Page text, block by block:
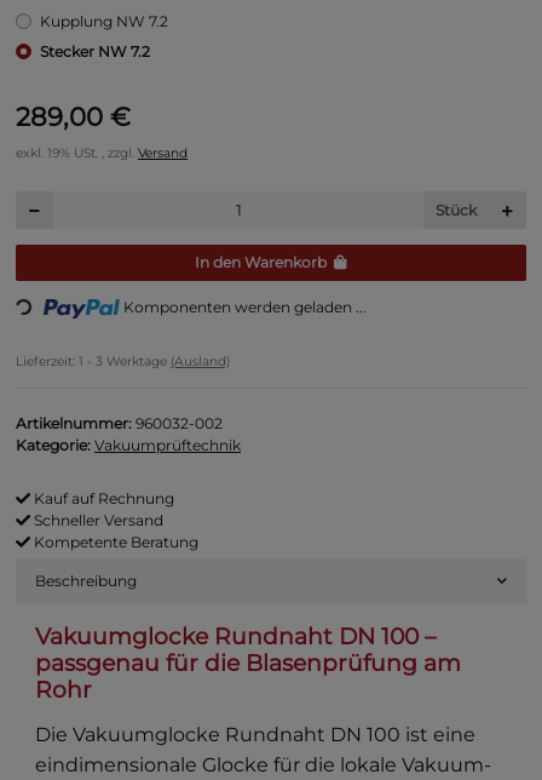
Kupplung NW 7.2
Stecker NW 7.2
289,00 €
exkl. 19% USt. , zzgl. Versand
Stück
In den Warenkorb
Komponenten werden geladen ...
Lieferzeit: 1 - 3 Werktage (Ausland)
Artikelnummer: 960032-002
Kategorie: Vakuumprüftechnik
Kauf auf Rechnung
Schneller Versand
Kompetente Beratung
Beschreibung
Vakuumglocke Rundnaht DN 100 –
passgenau für die Blasenprüfung am
Rohr
Die Vakuumglocke Rundnaht DN 100 ist eine
eindimensionale Glocke für die lokale Vakuum-